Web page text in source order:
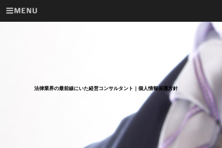
法律業界の最前線にいた経営コンサルタント｜個人情報保護方針